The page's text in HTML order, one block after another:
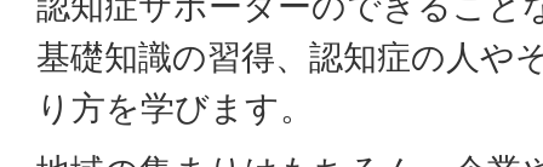
基礎知識の習得、認知症の人や
り方を学びます。